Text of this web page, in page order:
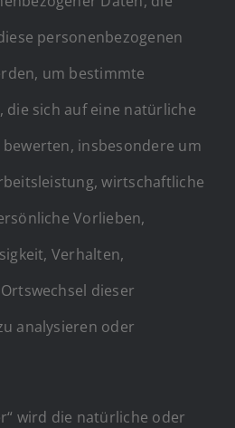
personenbezogenen
um bestimmte
die sich auf eine natürliche
insbesondere um
wirtschaftliche
Vorlieben,
Verhalten,
dieser
analysieren oder
wird die natürliche oder